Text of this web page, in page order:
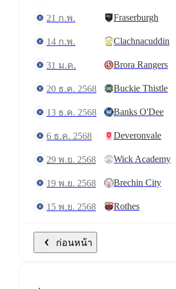
21 ก.พ. Fraserburgh
14 ก.พ. Clachnacuddin
31 ม.ค. Brora Rangers
20 ธ.ค. 2568 Buckie Thistle
13 ธ.ค. 2568 Banks O'Dee
6 ธ.ค. 2568 Deveronvale
29 พ.ย. 2568 Wick Academy
19 พ.ย. 2568 Brechin City
15 พ.ย. 2568 Rothes
ก่อนหน้า